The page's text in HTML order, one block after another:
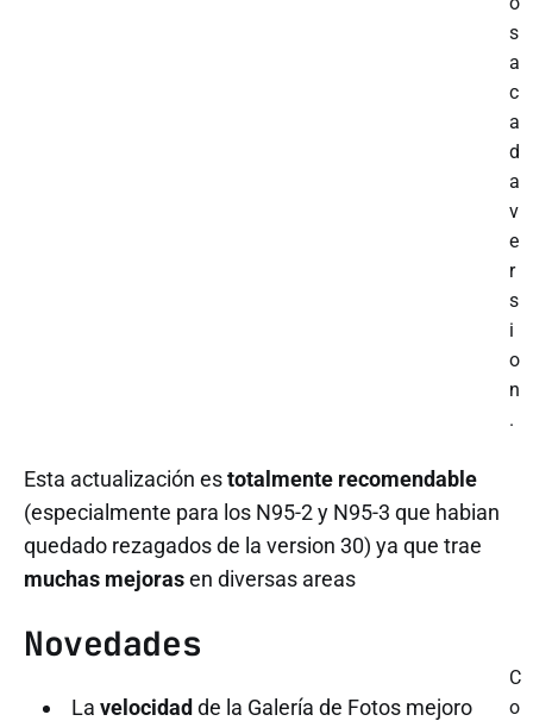
s
a
c
a
d
a
v
e
r
s
i
o
n
.
Esta actualización estotalmente recomendable
(especialmente para los N95-2 y N95-3 que habian
quedado rezagados de la version 30) ya que trae
muchas mejorasen diversas areas
Novedades
La velocidad de la Galería de Fotos mejoro
C
o